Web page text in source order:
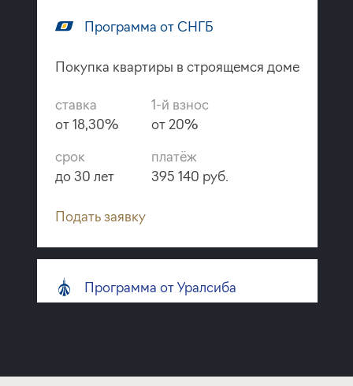
Программа от СНГБ
Покупка квартиры в строящемся доме
ставка
от 18,30%
1-й взнос
от 20%
срок
до 30 лет
платёж
395 140 руб.
Подать заявку
Программа от Уралсиба